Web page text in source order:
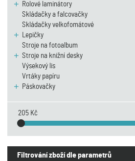
Rolové laminátory
Skládačky a falcovačky
Skládačky velkofomátové
Lepičky
Stroje na fotoalbum
Stroje na knižní desky
Výsekový lis
Vrtáky papíru
Páskovačky
205 Kč
Filtrování zboží dle parametrů